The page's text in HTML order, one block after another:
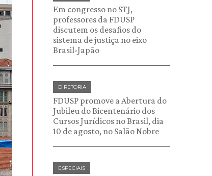
Em congresso no STJ,
professores da FDUSP
discutem os desafios do
sistema de justiça no eixo
Brasil-Japão
DIRETORIA
FDUSP promove a Abertura do
Jubileu do Bicentenário dos
Cursos Jurídicos no Brasil, dia
10 de agosto, no Salão Nobre
ESPECIAIS